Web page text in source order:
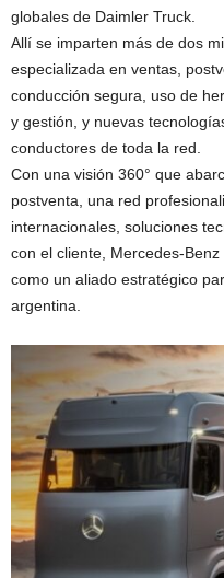
globales de Daimler Truck.
Allí se imparten más de dos
especializada en ventas,
conducción segura, uso de
y gestión, y nuevas
conductores de toda la red.
Con una visión 360° que
postventa, una red
internacionales, soluciones
con el cliente, Mercedes-
como un aliado estratégico
argentina.